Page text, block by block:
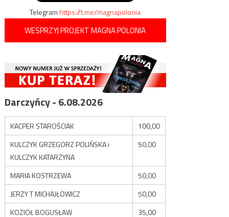
Telegramhttps://t.me/magnapolonia
WESPRZYJ PROJEKT MAGNA POLONIA
Darczyńcy - 6.08.2026
KACPER STAROŚCIAK
100,00
KULCZYK GRZEGORZ POLIŃSKA i
KULCZYK KATARZYNA
50,00
MARIA KOSTRZEWA
50,00
JERZY T MICHAJŁOWICZ
50,00
KOZIOŁ BOGUSŁAW
35,00